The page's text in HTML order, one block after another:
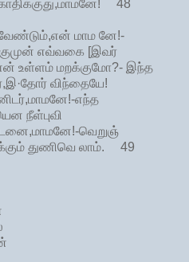
48
வேண்டும்,என் மாம னே!-
எவ்வகை [இவர்
உள்ளம் மறக்குமோ?- இந்த
விந்தையே!
எந்த
நீள்புவி
வெறுஞ்
துணிவெ லாம். 49